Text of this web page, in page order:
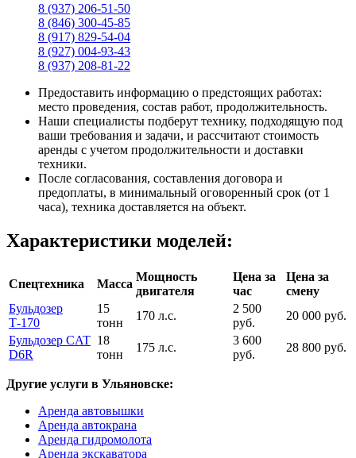
8 (937) 206-51-50
8 (846) 300-45-85
8 (917) 829-54-04
8 (927) 004-93-43
8 (937) 208-81-22
Предоставить информацию о предстоящих работах:
место проведения, состав работ, продолжительность.
Наши специалисты подберут технику, подходящую под
ваши требования и задачи, и рассчитают стоимость
аренды с учетом продолжительности и доставки
техники.
После согласования, составления договора и
предоплаты, в минимальный оговоренный срок (от 1
часа), техника доставляется на объект.
Характеристики моделей:
Спецтехника Масса
Мощность
двигателя
Цена за
час
Цена за
смену
Бульдозер
Т-170
15
тонн
170 л.с.
2 500
руб.
20 000 руб.
Бульдозер CAT
D6R
18
тонн
175 л.с.
3 600
руб.
28 800 руб.
Другие услуги в Ульяновске:
Аренда автовышки
Аренда автокрана
Аренда гидромолота
Аренда экскаватора